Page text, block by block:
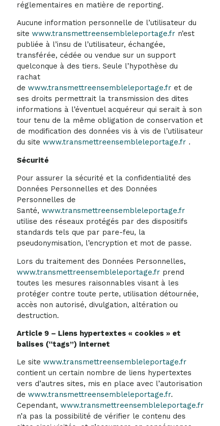
réglementaires en matière de reporting.
Aucune information personnelle de l’utilisateur du
site www.transmettreensembleleportage.frn’est
publiée à l’insu de l’utilisateur, échangée,
transférée, cédée ou vendue sur un support
quelconque à des tiers. Seule l’hypothèse du
rachat
de www.transmettreensembleleportage.fret de
ses droits permettrait la transmission des dites
informations à l’éventuel acquéreur qui serait à son
tour tenu de la même obligation de conservation et
de modification des données vis à vis de l’utilisateur
du site www.transmettreensembleleportage.fr.
Sécurité
Pour assurer la sécurité et la confidentialité des
Données Personnelles et des Données
Personnelles de
Santé, www.transmettreensembleleportage.fr
utilise des réseaux protégés par des dispositifs
standards tels que par pare-feu, la
pseudonymisation, l’encryption et mot de passe.
Lors du traitement des Données Personnelles,
www.transmettreensembleleportage.frprend
toutes les mesures raisonnables visant à les
protéger contre toute perte, utilisation détournée,
accès non autorisé, divulgation, altération ou
destruction.
Article 9 – Liens hypertextes « cookies » et
balises (“tags”) internet
Le site www.transmettreensembleleportage.fr
contient un certain nombre de liens hypertextes
vers d’autres sites, mis en place avec l’autorisation
de www.transmettreensembleleportage.fr.
Cependant, www.transmettreensembleleportage.fr
n’a pas la possibilité de vérifier le contenu des